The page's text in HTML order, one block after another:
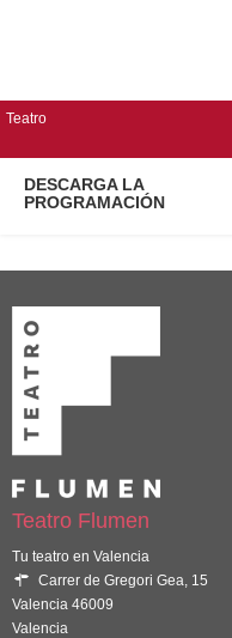
Teatro
DESCARGA LA
PROGRAMACIÓN
Teatro Flumen
Tu teatro en Valencia
Carrer de Gregori Gea, 15
Valencia 46009
Valencia